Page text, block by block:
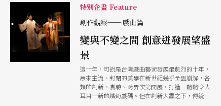
演上的動能。」 老觀眾凋零、新編戲當道，不只
劇場創作人才的合作，已經成為今日的主流趨
勢。戲曲的唱唸做打自成一套程式，舞台美學又以
虛擬為表現手段，講究風格的現代劇場導演遇上傳
統戲曲，如何介入詮釋、與傳統對話，同時實踐創
作理念？本期 「現代劇場導演的古典奇遇」特別
企畫邀訪四位跨足戲曲的現代劇場導演──以一系
列「小劇場崑曲」實驗深獲矚目的戴君芳、曾受邀
三度執導豫劇的呂柏伸、多次 與外台歌仔戲合作
的傅裕惠，以及崑曲《南柯夢》導演王嘉明，看他
特別企畫 Feature
創作觀察── 戲曲篇
變與不變之間 創意迸發展望盛
景
這十年，可說是台灣戲曲藝術發展最劇烈的十年，
原來主流、封閉的美學在新世紀幾乎全盤崩解，各
類的創新、實驗、跨界次第開展，打造一齣齣令人
耳目一新的繽紛戲碼。但在創新大纛之下，傳統功